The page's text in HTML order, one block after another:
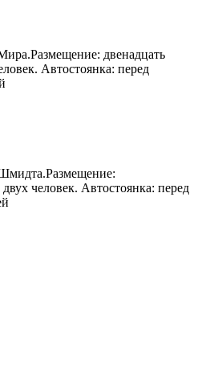
двенадцать
Автостоянка: перед
человек. Автостоянка: перед